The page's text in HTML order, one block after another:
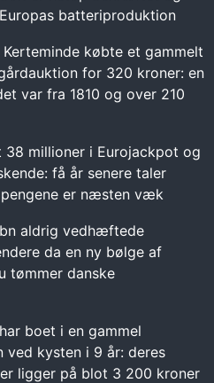
batteriproduktion
købte et gammelt
for 320 kroner: en
var fra 1810 og over 210
38 millioner i Eurojackpot og
få år senere taler
er næsten væk
aldrig vedhæftede
da en ny bølge af
tømmer danske
boet i en gammel
ved kysten i 9 år: deres
ligger på blot 3 200 kroner